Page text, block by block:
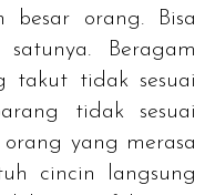
besar orang. Bisa
Beragam
takut tidak sesuai
tidak sesuai
yang merasa
cincin langsung